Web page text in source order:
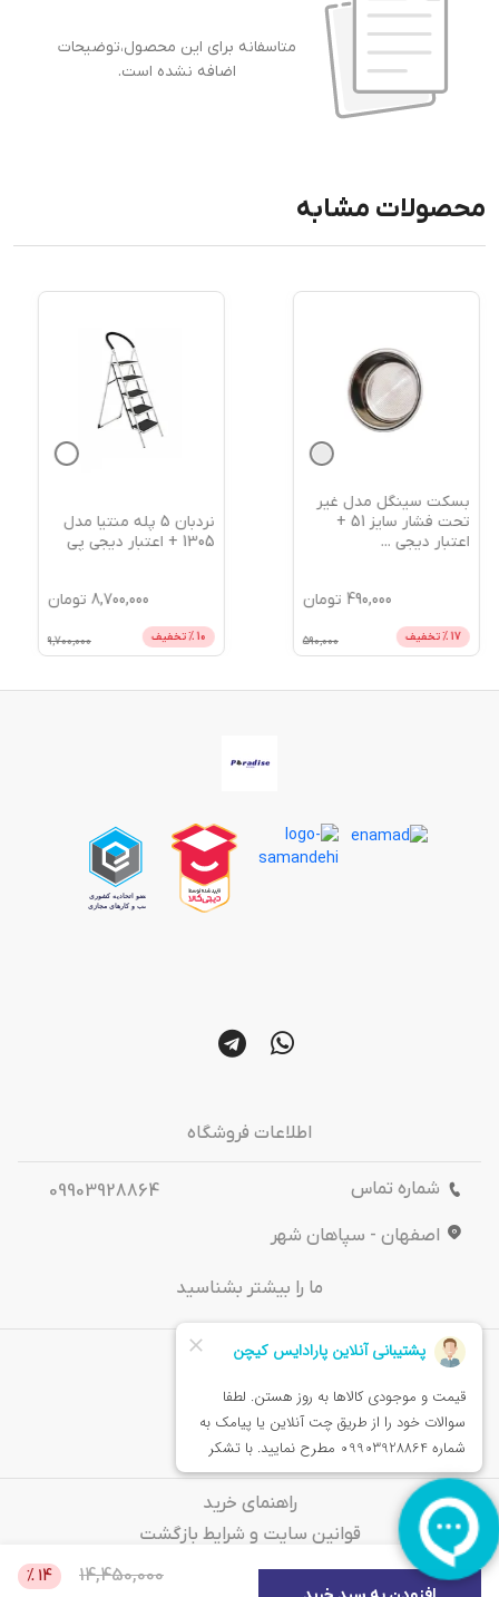
14,450,000
14
%
متاسفانه برای این محصول،توضیحات
اضافه نشده است.
محصولات مشابه
بسکت سینگل مدل غیر
تحت فشار سایز 51 +
اعتبار دیجی...
490,000 تومان
% تخفیف 590,000
نردبان 5 پله منتیا مدل
1305 + اعتبار دیجی پی
8,700,000 تومان
% تخفیف 9,700,000
اطلاعات فروشگاه
شماره تماس
09903928864
اصفهان - سپاهان شهر
ما را بیشتر بشناسید
درباره‌ ما
تماس باما
خدمات مشتریان
راهنمای خرید
قوانین سایت و شرایط بازگشت
سوالات متداول